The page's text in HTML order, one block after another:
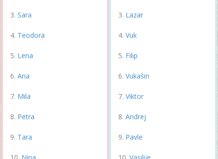
Sara
Teodora
Lena
Ana
Mila
Petra
Tara
Nina
Lazar
Vuk
Filip
Vukašin
Viktor
Andrej
Pavle
Vasilije